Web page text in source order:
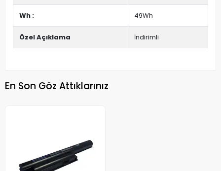
Wh : 49Wh
Özel Açıklama İndirimli
En Son Göz Attıklarınız